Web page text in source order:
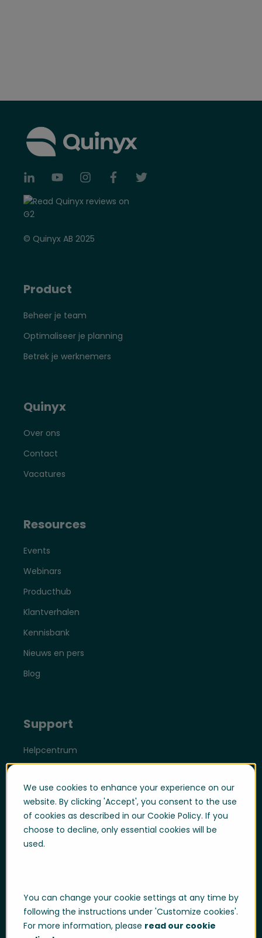
We use cookies to enhance your experience on our
website. By clicking 'Accept', you consent to the use
of cookies as described in our Cookie Policy. If you
choose to decline, only essential cookies will be
used.
You can change your cookie settings at any time by
following the instructions under 'Customize cookies'.
For more information, please read our cookie
© Quinyx AB 2025
Product
Beheer je team
Optimaliseer je planning
Betrek je werknemers
Quinyx
Over ons
Contact
Vacatures
Resources
Events
Webinars
Producthub
Klantverhalen
Kennisbank
Nieuws en pers
Blog
Support
Helpcentrum
Support
Support Portal
Whistleblowing
Developer portal